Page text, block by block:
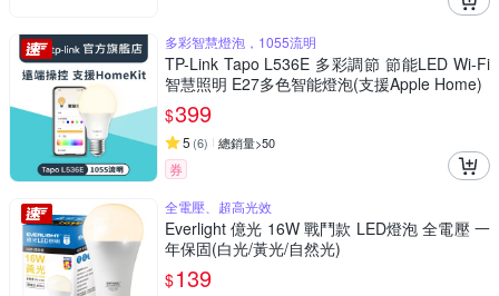
多彩智慧燈泡，1055流明
TP-Link Tapo L536E 多彩調節 節能LED Wi-Fi
智慧照明 E27多色智能燈泡(支援Apple Home)
$399
5 (6) 總銷量>50
券
全電壓、超高光效
Everlight 億光 16W 戰鬥款 LED燈泡 全電壓 一
年保固(白光/黃光/自然光)
$139